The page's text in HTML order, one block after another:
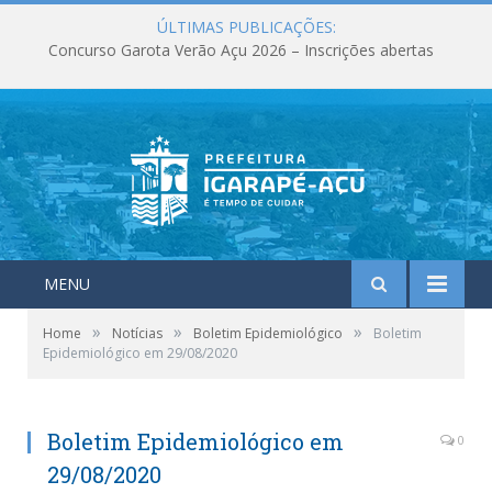
ÚLTIMAS PUBLICAÇÕES:
Concurso Garota Verão Açu 2026 – Inscrições abertas
MENU
Home » Notícias » Boletim Epidemiológico »
Boletim
Epidemiológico em 29/08/2020
Boletim Epidemiológico em
29/08/2020
0